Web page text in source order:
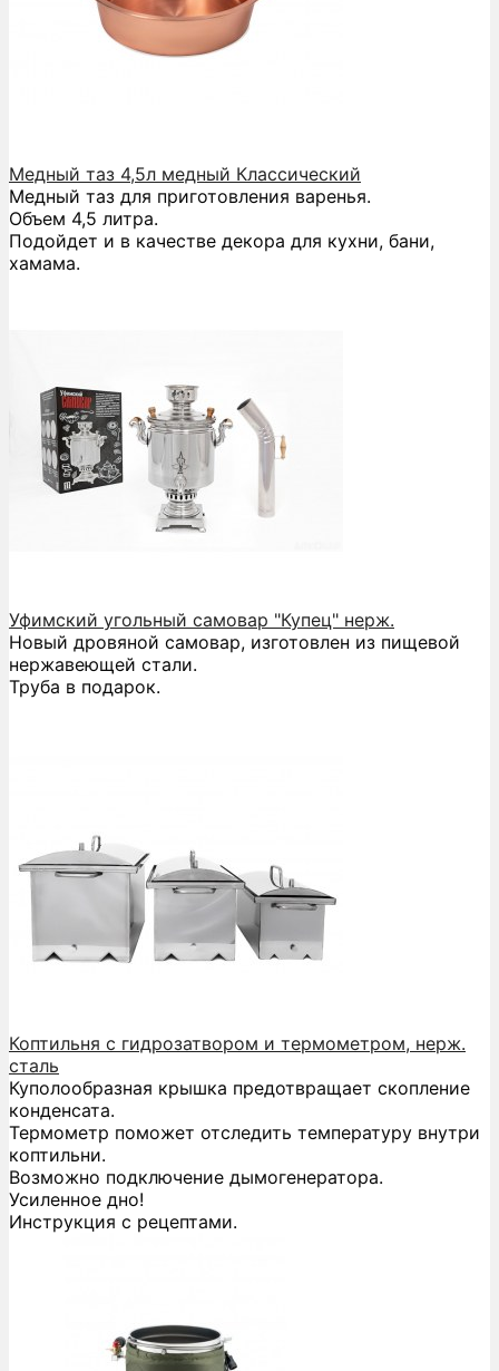
Медный таз 4,5л медный Классический
Медный таз для приготовления варенья.
Объем 4,5 литра.
Подойдет и в качестве декора для кухни, бани,
хамама.
Уфимский угольный самовар "Купец" нерж.
Новый дровяной самовар, изготовлен из пищевой
нержавеющей стали.
Труба в подарок.
Коптильня с гидрозатвором и термометром, нерж.
сталь
Куполообразная крышка предотвращает скопление
конденсата.
Термометр поможет отследить температуру внутри
коптильни.
Возможно подключение дымогенератора.
Усиленное дно!
Инструкция с рецептами.